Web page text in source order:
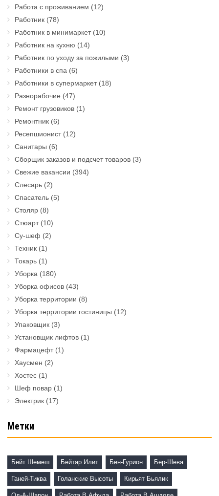
Работа с проживанием (12)
Работник (78)
Работник в минимаркет(10)
Работник на кухню (14)
Работник по уходу за пожилыми (3)
Работники в спа (6)
Работники в супермаркет(18)
Разнорабочие (47)
Ремонт грузовиков (1)
Ремонтник (6)
Ресепшионист(12)
Санитары (6)
Сборщик заказов и подсчет товаров (3)
Свежие вакансии (394)
Слесарь (2)
Спасатель (5)
Столяр (8)
Стюарт(10)
Су-шеф (2)
Техник (1)
Токарь (1)
Уборка (180)
Уборка офисов (43)
Уборка территории (8)
Уборка территории гостиницы (12)
Упаковщик (3)
Установщик лифтов (1)
Фармацефт(1)
Хаусмен (2)
Хостес (1)
Шеф повар (1)
Электрик (17)
Метки
Бейт Шемеш Бейтар Илит Бен-Гурион Бер-Шева
Ганей-Тиква Голанские Высоты Кирьят Бьялик